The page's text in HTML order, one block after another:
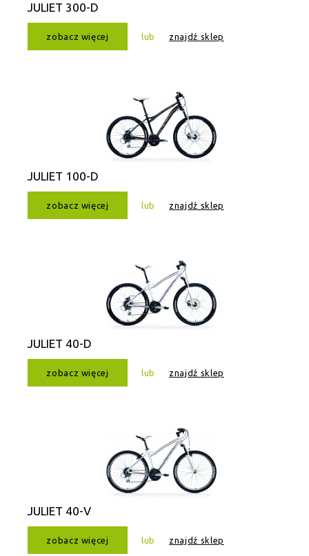
JULIET 300-D
zobacz więcej lub znajdź sklep
JULIET 100-D
zobacz więcej lub znajdź sklep
JULIET 40-D
zobacz więcej lub znajdź sklep
JULIET 40-V
zobacz więcej lub znajdź sklep